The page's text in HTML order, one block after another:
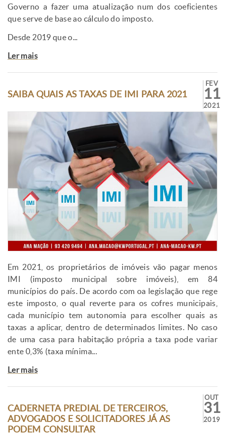
Governo a fazer uma atualização num dos coeficientes
que serve de base ao cálculo do imposto.
Desde 2019 que o...
Ler mais
SAIBA QUAIS AS TAXAS DE IMI PARA 2021
FEV
11
2021
Em 2021, os proprietários de imóveis vão pagar menos
IMI (imposto municipal sobre imóveis), em 84
municípios do país. De acordo com oa legislação que rege
este imposto, o qual reverte para os cofres municipais,
cada município tem autonomia para escolher quais as
taxas a aplicar, dentro de determinados limites. No caso
de uma casa para habitação própria a taxa pode variar
ente 0,3% (taxa mínima...
Ler mais
CADERNETA PREDIAL DE TERCEIROS,
ADVOGADOS E SOLICITADORES JÁ AS
PODEM CONSULTAR
OUT
31
2019